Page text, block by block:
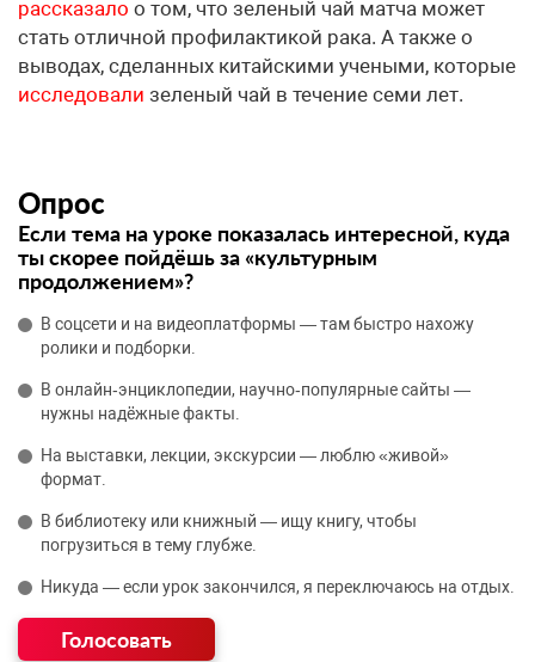
рассказало о том, что зеленый чай матча может
стать отличной профилактикой рака. А также о
выводах, сделанных китайскими учеными, которые
исследовали зеленый чай в течение семи лет.
Опрос
Если тема на уроке показалась интересной, куда
ты скорее пойдёшь за «культурным
продолжением»?
В соцсети и на видеоплатформы — там быстро нахожу
ролики и подборки.
В онлайн‑энциклопедии, научно‑популярные сайты —
нужны надёжные факты.
На выставки, лекции, экскурсии — люблю «живой»
формат.
В библиотеку или книжный — ищу книгу, чтобы
погрузиться в тему глубже.
Никуда — если урок закончился, я переключаюсь на отдых.